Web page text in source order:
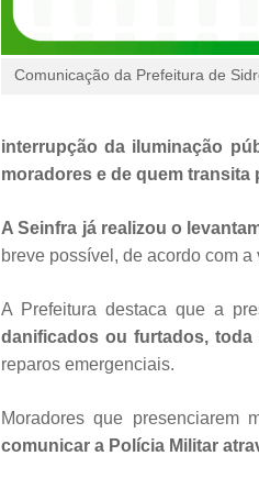
Comunicação da Prefeitura de
interrupção da iluminação
moradores e de quem transita
A Seinfra já realizou o
breve possível, de acordo com
A Prefeitura destaca que a
danificados ou furtados,
reparos emergenciais.
Moradores que presenciarem
comunicar a Polícia Militar